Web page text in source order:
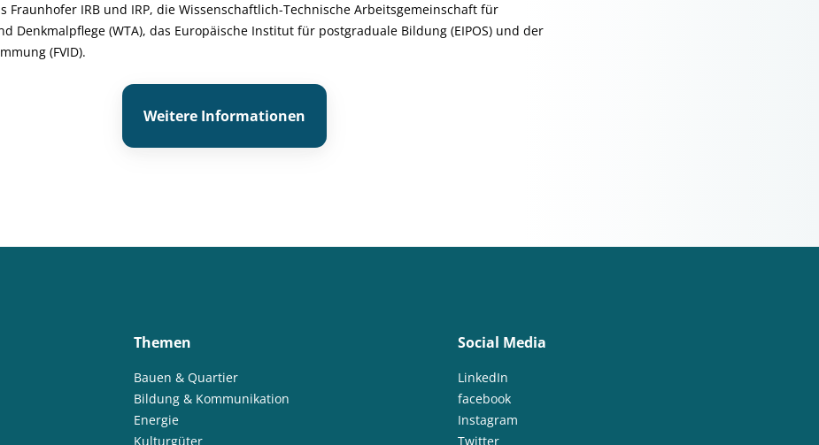
Fraunhofer IRB und IRP, die Wissenschaftlich-Technische Arbeitsgemeinschaft für
Denkmalpflege (WTA), das Europäische Institut für postgraduale Bildung (EIPOS) und der
(FVID).
Weitere Informationen
Themen
Bauen & Quartier
Bildung & Kommunikation
Energie
Kulturgüter
Social Media
LinkedIn
facebook
Instagram
Twitter